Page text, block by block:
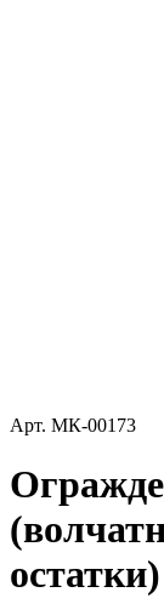
Арт. МК-00173
остатки)